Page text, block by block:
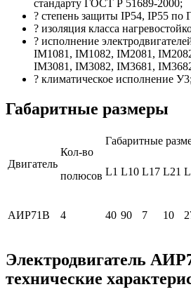
стандарту ГОСТ Р 51689-2000;
? степень защиты IP54, IP55 по
? изоляция класса
? исполнение
IM1081, IM1082, IM2081,
IM3081, IM3082, IM3681,
? климатическое исполнение
Габаритные размеры
Двигатель
Кол-во
полюсов
Габаритные
L1 L10 L17 L21
АИР71В 4 40 90 7 10
Электродвигатель
технические